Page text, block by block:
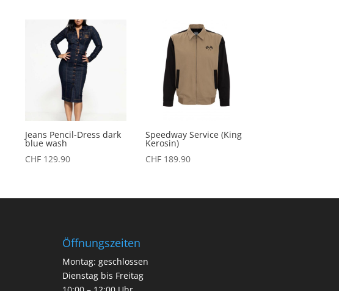
CHF 119.80
Jeans Pencil-Dress dark
blue wash
CHF129.90
Speedway Service (King
Kerosin)
CHF 189.90
Öffnungszeiten
Montag: geschlossen
Dienstag bis Freitag